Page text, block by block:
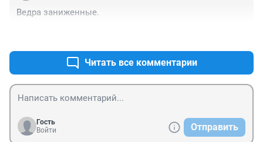
любой студент зная физику и механику может вам
Ведра заниженные.
Читать все комментарии
Гость
Войти
Отправить